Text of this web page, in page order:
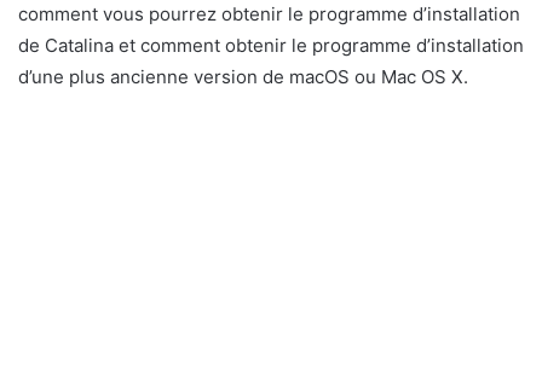
comment vous pourrez obtenir le programme d’installation
de Catalina et comment obtenir le programme d’installation
d’une plus ancienne version de macOS ou Mac OS X.